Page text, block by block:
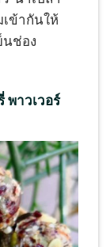
เข้ากันให้
น​ช่อง
พาวเวอร์